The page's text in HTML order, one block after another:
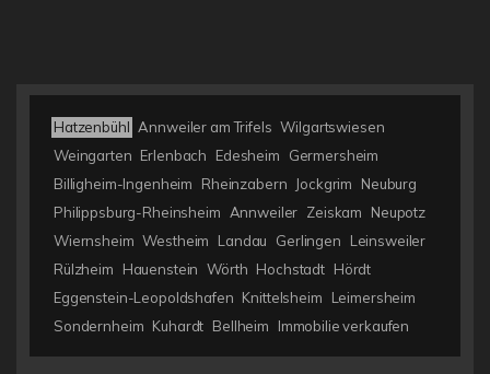
Hatzenbühl Annweiler am Trifels Wilgartswiesen
Weingarten Erlenbach Edesheim
Germersheim
Billigheim-Ingenheim
Rheinzabern Jockgrim
Neuburg
Philippsburg-Rheinsheim
Annweiler Zeiskam
Neupotz
Wiernsheim Westheim Landau Gerlingen
Leinsweiler
Rülzheim
Hauenstein Wörth Hochstadt Hördt
Eggenstein-Leopoldshafen Knittelsheim
Leimersheim
Sondernheim Kuhardt Bellheim Immobilie verkaufen